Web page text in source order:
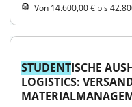
Von 14.600,00 € bis
STUDENTISCHE
LOGISTICS: